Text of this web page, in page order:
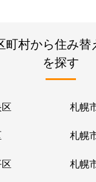
町村から住み替
を探す
札幌
札幌
札幌